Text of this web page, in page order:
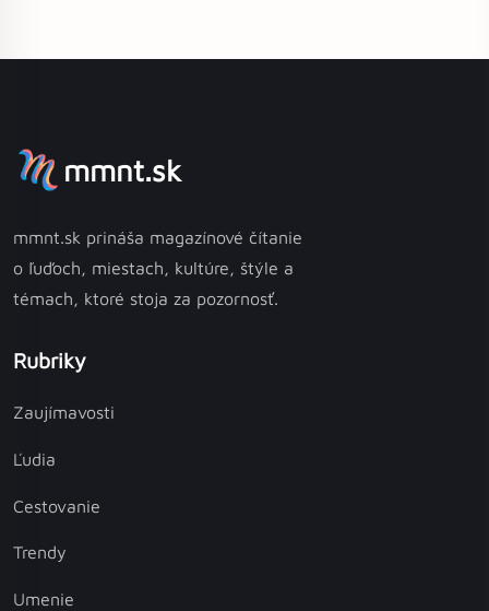
mmnt.sk
mmnt.sk prináša magazínové čítanie
o ľuďoch, miestach, kultúre, štýle a
témach, ktoré stoja za pozornosť.
Rubriky
Zaujímavosti
Ľudia
Cestovanie
Trendy
Umenie